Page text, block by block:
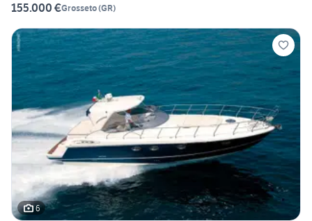
155.000 €Grosseto(GR)
6